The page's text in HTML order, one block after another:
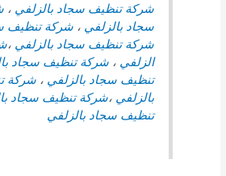
شركة تنظيف سجاد بالزلفي ،
سجاد بالزلفي،شركة تنظيف
شركة تنظيف سجاد بالزلفي ،
الزلفي ،شركة تنظيف سجاد
تنظيف سجاد بالزلفي ،شركة
بالزلفي ،شركة تنظيف سجاد
تنظيف سجاد بالزلفي